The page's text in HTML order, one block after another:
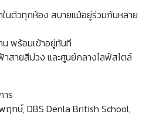
นตัวทุกห้อง สบายแม้อยู่ร่วมกันหลาย
น พร้อมเข้าอยู่ทันที
สายสีม่วง และศูนย์กลางไลฟ์สไตล์
าร
ฤกษ์, DBS Denla British School,